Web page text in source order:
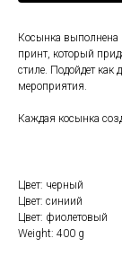
Косынка выполнена
принт, который
стиле. Подойдет как
мероприятия.
Каждая косынка
Цвет: черный
Цвет: синиий
Цвет: фиолетовый
Weight: 400 g